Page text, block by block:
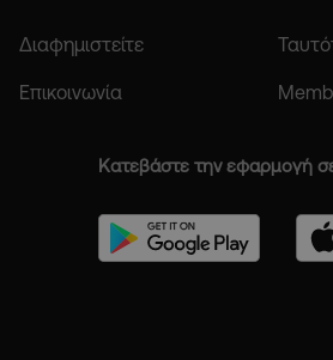
Διαφημιστείτε
Επικοινωνία
Κατεβάστε την εφαρμογή